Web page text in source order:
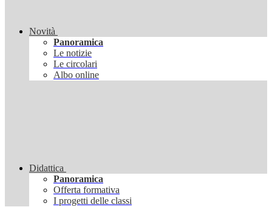
Novità
Panoramica
Le notizie
Le circolari
Albo online
Didattica
Panoramica
Offerta formativa
I progetti delle classi